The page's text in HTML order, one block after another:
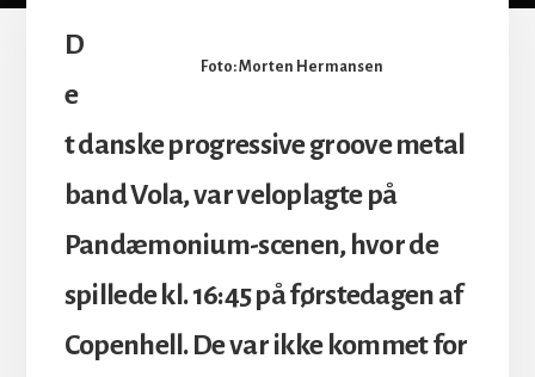
Foto: Morten Hermansen
D
e
t danske progressive groove metal
band Vola, var veloplagte på
Pandæmonium-scenen, hvor de
spillede kl. 16:45 på førstedagen af
Copenhell. De var ikke kommet for